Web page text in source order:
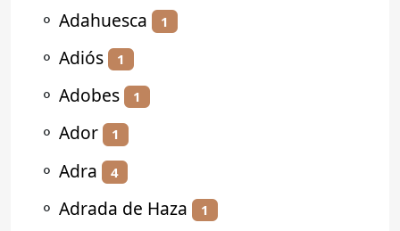
⚬ Adahuesca 1
⚬ Adiós 1
⚬ Adobes 1
⚬ Ador 1
⚬ Adra 4
⚬ Adrada de Haza 1